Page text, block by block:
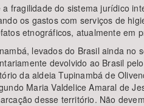
fragilidade do sistema jurídico
os gastos com serviços de
etnográficos, atualmente em
levados do Brasil ainda no
devolvido ao Brasil
da aldeia Tupinambá de
Maria Valdelice Amaral de
desse território. Não